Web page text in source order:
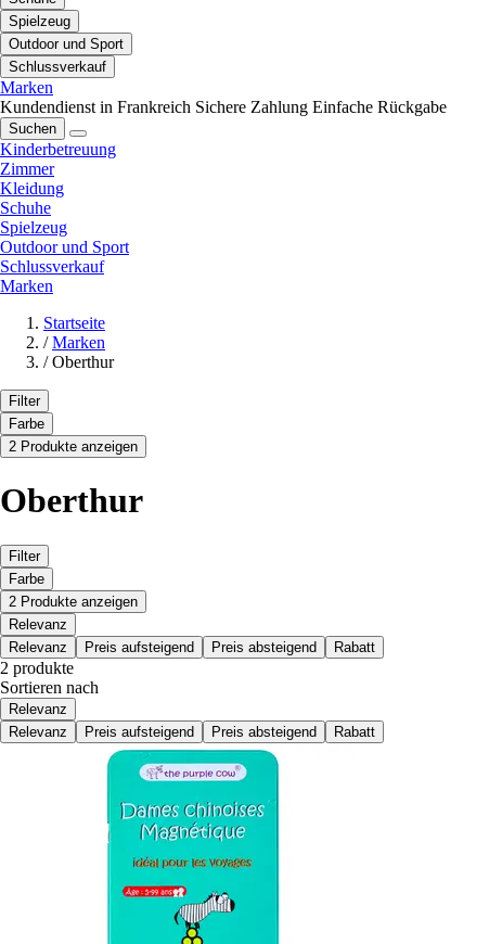
Spielzeug
Outdoor und Sport
Schlussverkauf
Marken
Kundendienst in Frankreich Sichere Zahlung Einfache Rückgabe
Suchen
Kinderbetreuung
Zimmer
Kleidung
Schuhe
Spielzeug
Outdoor und Sport
Schlussverkauf
Marken
Startseite
/ Marken
/ Oberthur
Filter
Farbe
2 Produkte anzeigen
Oberthur
Filter
Farbe
2 Produkte anzeigen
Relevanz
Relevanz
Preis aufsteigend Preis absteigend Rabatt
2 produkte
Sortieren nach
Relevanz
Relevanz
Preis aufsteigend Preis absteigend Rabatt